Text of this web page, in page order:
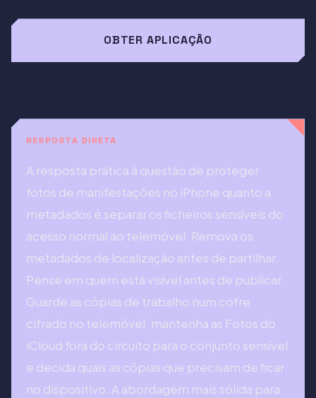
OBTER APLICAÇÃO
RESPOSTA DIRETA
A resposta prática à questão de proteger
fotos de manifestações no iPhone quanto a
metadados é separar os ficheiros sensíveis do
acesso normal ao telemóvel. Remova os
metadados de localização antes de partilhar.
Pense em quem está visível antes de publicar.
Guarde as cópias de trabalho num cofre
cifrado no telemóvel, mantenha as Fotos do
iCloud fora do circuito para o conjunto sensível
e decida quais as cópias que precisam de ficar
no dispositivo. A abordagem mais sólida para